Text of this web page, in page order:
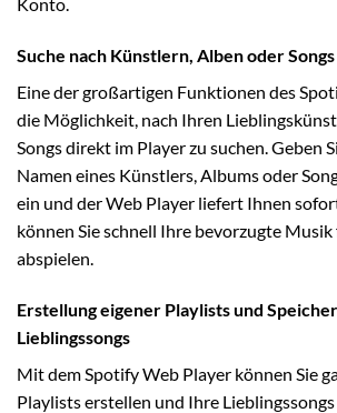
Suche nach Künstlern, Alben oder Songs
Eine der großartigen Funktionen des
die Möglichkeit, nach Ihren
Songs direkt im Player zu suchen. Geben
Namen eines Künstlers, Albums oder
ein und der Web Player liefert Ihnen
können Sie schnell Ihre bevorzugte
abspielen.
Erstellung eigener Playlists und
Lieblingssongs
Mit dem Spotify Web Player können Sie
Playlists erstellen und Ihre